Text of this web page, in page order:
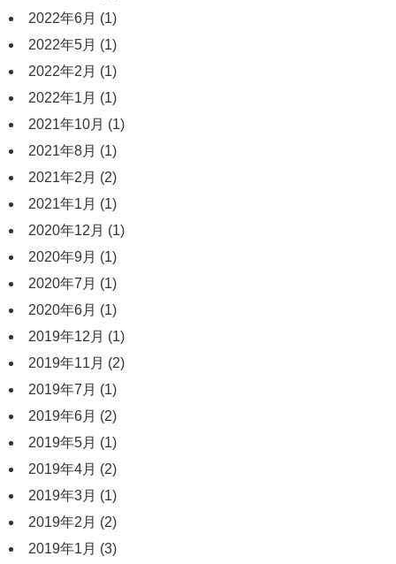
2022年6月 (1)
2022年5月 (1)
2022年2月 (1)
2022年1月 (1)
2021年10月 (1)
2021年8月 (1)
2021年2月 (2)
2021年1月 (1)
2020年12月 (1)
2020年9月 (1)
2020年7月 (1)
2020年6月 (1)
2019年12月 (1)
2019年11月 (2)
2019年7月 (1)
2019年6月 (2)
2019年5月 (1)
2019年4月 (2)
2019年3月 (1)
2019年2月 (2)
2019年1月 (3)